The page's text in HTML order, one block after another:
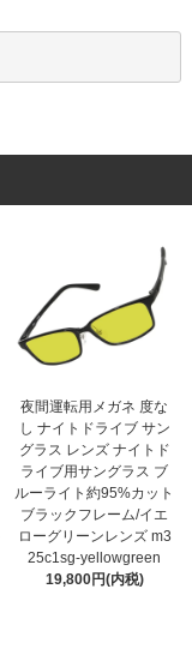
夜間運転用メガネ 度な
し ナイトドライブ サン
グラス レンズ ナイトド
ライブ用サングラス ブ
ルーライト約95%カット
ブラックフレーム/イエ
ローグリーンレンズ m3
25c1sg-yellowgreen
19,800円(内税)